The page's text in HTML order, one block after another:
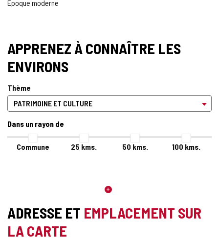
Époque moderne
APPRENEZ À CONNAÎTRE LES
ENVIRONS
Thème
Dans un rayon de
Commune 25 kms. 50 kms. 100 kms.
ADRESSE ET EMPLACEMENT SUR
LA CARTE